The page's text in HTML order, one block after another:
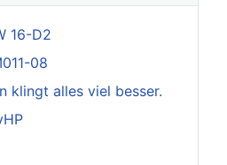
16-D2
08
klingt alles viel besser.